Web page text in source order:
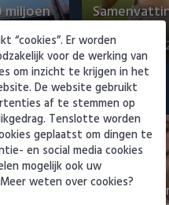
miljoen
Sittard 2-2
8 augustus
Sano Eredivisie-
“cookies”. Er worden
voor de werking van
om inzicht te krijgen in het
De website gebruikt
af te stemmen op
Tenslotte worden
geplaatst om dingen te
en social media cookies
mogelijk ook uw
weten over cookies?